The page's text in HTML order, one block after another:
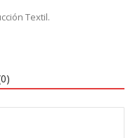
Textil.
0)